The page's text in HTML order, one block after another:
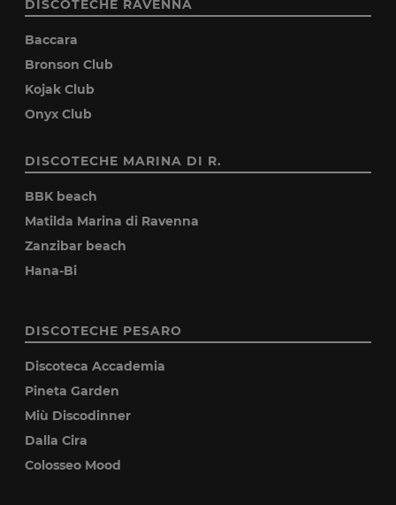
DISCOTECHE RAVENNA
Baccara
Bronson Club
Kojak Club
Onyx Club
DISCOTECHE MARINA DI R.
BBK beach
Matilda Marina di Ravenna
Zanzibar beach
Hana-Bi
DISCOTECHE PESARO
Discoteca Accademia
Pineta Garden
Miù Discodinner
Dalla Cira
Colosseo Mood